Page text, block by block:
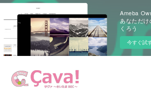
Ameba
あなただ
くろう
今すぐ試